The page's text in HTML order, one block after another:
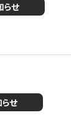
らせ
せ